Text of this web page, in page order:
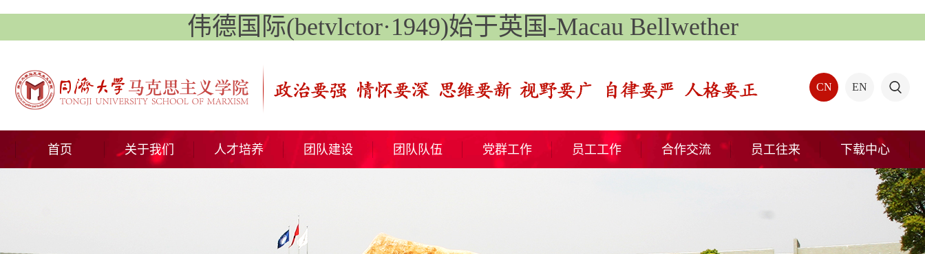
伟德国际(betvlctor·1949)始于英国-Macau Bellwether
CN EN
首页 关于我们 人才培养 团队建设 团队队伍 党群工作 员工工作 合作交流 员工往来 下载中心